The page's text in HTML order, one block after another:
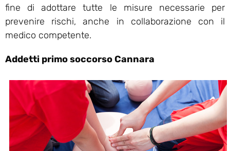
fine di adottare tutte le misure necessarie per
prevenire rischi, anche in collaborazione con il
medico competente.
Addetti primo soccorso Cannara